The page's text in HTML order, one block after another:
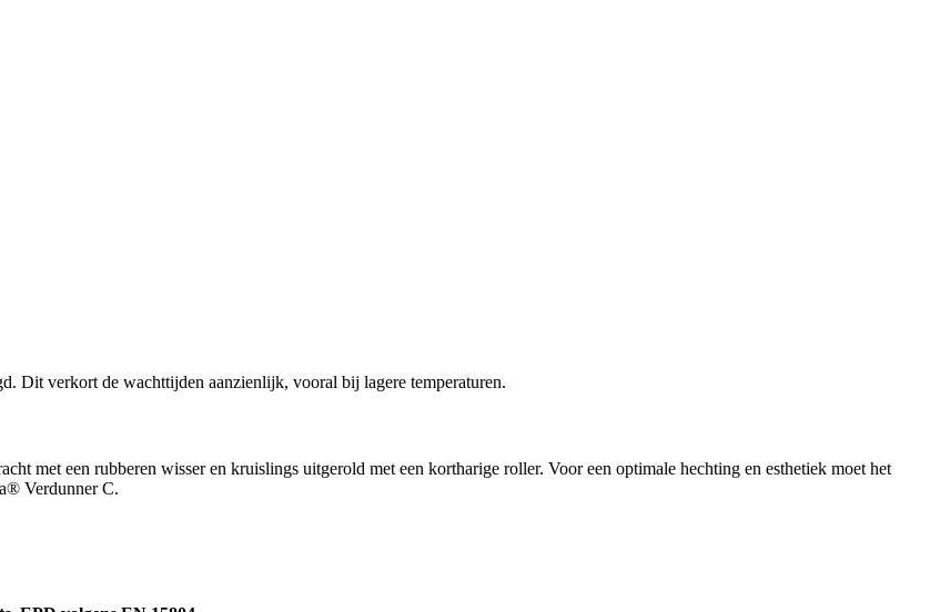
Dit verkort de wachttijden aanzienlijk, vooral bij lagere temperaturen.
met een rubberen wisser en kruislings uitgerold met een kortharige roller. Voor een optimale hechting en esthetiek moet het
Verdunner C.